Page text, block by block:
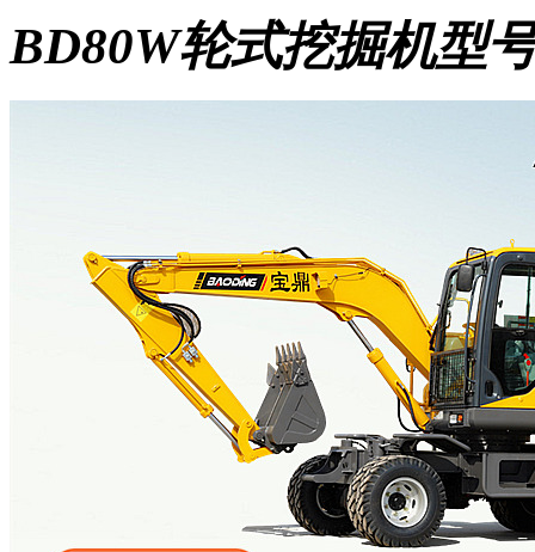
BD80W轮式挖掘机型